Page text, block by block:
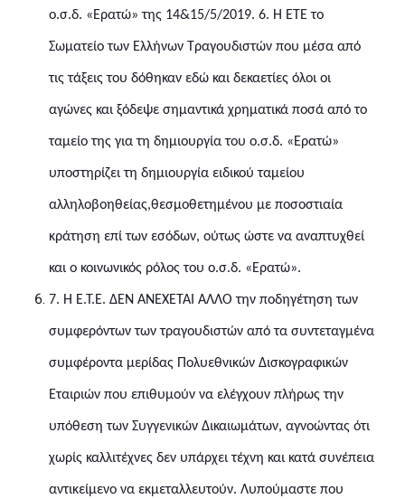
ο.σ.δ. «Ερατώ» της 14&15/5/2019. 6. Η ΕΤΕ το
Σωματείο των Ελλήνων Τραγουδιστών που μέσα από
τις τάξεις του δόθηκαν εδώ και δεκαετίες όλοι οι
αγώνες και ξόδεψε σημαντικά χρηματικά ποσά από το
ταμείο της για τη δημιουργία του ο.σ.δ. «Ερατώ»
υποστηρίζει τη δημιουργία ειδικού ταμείου
αλληλοβοηθείας,θεσμοθετημένου με ποσοστιαία
κράτηση επί των εσόδων, ούτως ώστε να αναπτυχθεί
και ο κοινωνικός ρόλος του ο.σ.δ. «Ερατώ».
7. Η Ε.Τ.Ε. ΔΕΝ ΑΝΕΧΕΤΑΙ ΑΛΛΟ την ποδηγέτηση των
συμφερόντων των τραγουδιστών από τα συντεταγμένα
συμφέροντα μερίδας Πολυεθνικών Δισκογραφικών
Εταιριών που επιθυμούν να ελέγχουν πλήρως την
υπόθεση των Συγγενικών Δικαιωμάτων, αγνοώντας ότι
χωρίς καλλιτέχνες δεν υπάρχει τέχνη και κατά συνέπεια
αντικείμενο να εκμεταλλευτούν. Λυπούμαστε που